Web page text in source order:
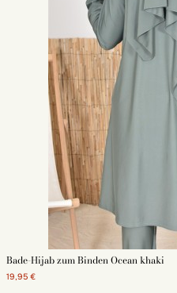
Bade-Hijab zum Binden Ocean khaki
19,95 €